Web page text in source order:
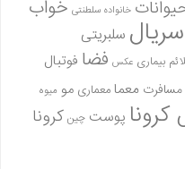
خانواده سلطنتی خواب
سریال سلبریتی
بیماری عکس فضا فوتبال
مسافرت معمامعماری مو میوه
پوست چین کرونا